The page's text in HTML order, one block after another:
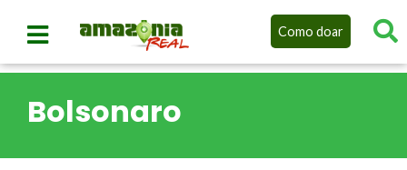
Como doar
Bolsonaro